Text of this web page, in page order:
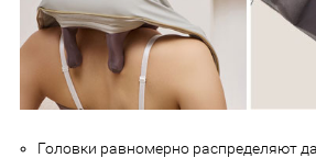
Головки равномерно распределяют